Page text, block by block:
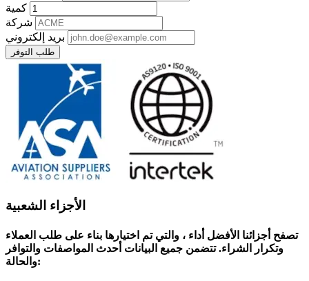
كمية
شركة
بريد إلكتروني
طلب التوفر
الأجزاء الشعبية
تصفح أجزائنا الأفضل أداء ، والتي تم اختيارها بناء على طلب العملاء
وتكرار الشراء. تتضمن جميع البيانات أحدث المواصفات والتوافر
والحالة: